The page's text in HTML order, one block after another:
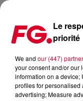
ADAM PORT
Publié : 3 juillet
Le
priorité
We and our (447)
your consent and/or our
information on a device;
profiles for personalised
advertising; Measure